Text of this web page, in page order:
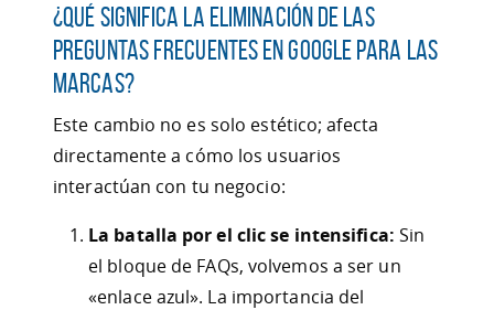
¿Qué significa la eliminación de las
preguntas frecuentes en Google para las
Marcas?
Este cambio no es solo estético; afecta
directamente a cómo los usuarios
interactúan con tu negocio:
La batalla por el clic se intensifica: Sin
el bloque de FAQs, volvemos a ser un
«enlace azul». La importancia del